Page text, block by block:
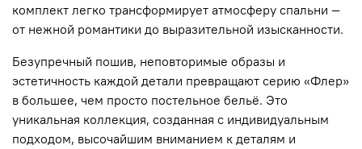
комплект легко трансформирует атмосферу спальни —
от нежной романтики до выразительной изысканности.
Безупречный пошив, неповторимые образы и
эстетичность каждой детали превращают серию «Флер»
в большее, чем просто постельное бельё. Это
уникальная коллекция, созданная с индивидуальным
подходом, высочайшим вниманием к деталям и